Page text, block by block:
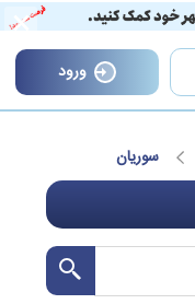
×
ورود
سوریان